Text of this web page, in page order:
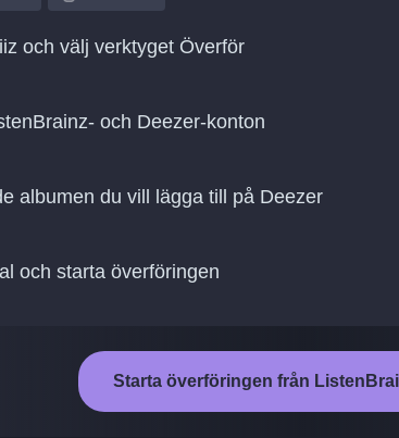
och välj verktyget Överför
och Deezer-konton
albumen du vill lägga till på Deezer
och starta överföringen
Starta överföringen från